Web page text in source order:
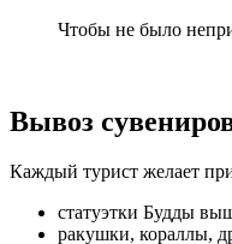
Чтобы не было
Вывоз
Каждый турист желает
статуэтки Будды
ракушки, кораллы,